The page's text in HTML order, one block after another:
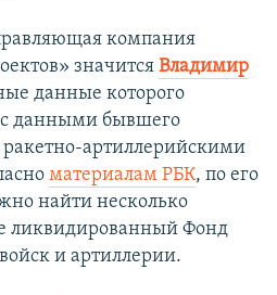
компания
значится Владимир
данные которого
с данными бывшего
артиллерийскими
материалам РБК, по его
найти несколько
ликвидированный Фонд
и артиллерии.